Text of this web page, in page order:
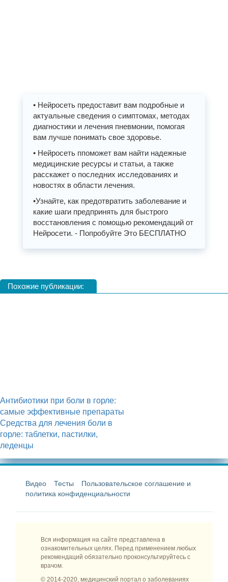
• Нейросеть предоставит вам подробные и
актуальные сведения о симптомах, методах
диагностики и лечения пневмонии, помогая
вам лучше понимать свое здоровье.
• Нейросеть ппоможет вам найти надежные
медицинские ресурсы и статьи, а также
расскажет о последних исследованиях и
новостях в области лечения.
•Узнайте, как предотвратить заболевание и
какие шаги предпринять для быстрого
восстановления с помощью рекомендаций от
Нейросети. - Попробуйте Это БЕСПЛАТНО
Похожие публикации:
Антибиотики при боли в горле:
самые эффективные препараты
Средства для лечения боли в
горле: таблетки, пастилки,
леденцы
Видео Тесты
Пользовательское соглашение и
политика конфиденциальности
Вся информация на сайте представлена в
ознакомительных целях. Перед применением любых
рекомендаций обязательно проконсультируйтесь с
врачом.
© 2014-2020, медицинский портал о заболеваниях